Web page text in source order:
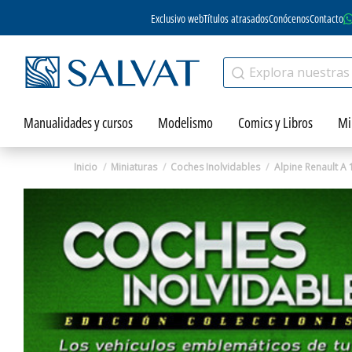
Exclusivo webTítulos atrasadosConócenosContacto
Manualidades y cursos Modelismo Comics y Libros
Inicio Miniaturas Coches Inolvidables Alpine Renault A